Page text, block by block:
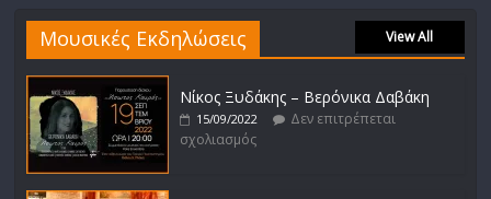
Μουσικές Εκδηλώσεις View All
Νίκος Ξυδάκης – Βερόνικα Δαβάκη
15/09/2022
Δεν επιτρέπεται
σχολιασμός